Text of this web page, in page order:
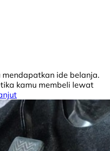
ide belanja.
kamu membeli lewat